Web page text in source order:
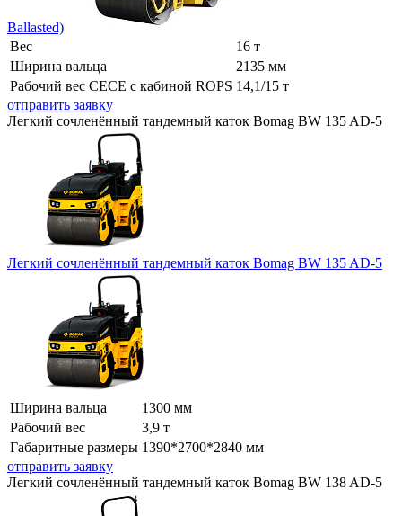
Ballasted)
Вес
16 т
Ширина вальца
2135 мм
Рабочий вес СЕСЕ с кабиной ROPS 14,1/15 т
отправить заявку
Легкий сочленённый тандемный каток Bomag BW 135 AD-5
Легкий сочленённый тандемный каток Bomag BW 135 AD-5
Ширина вальца
1300 мм
Рабочий вес
3,9 т
Габаритные размеры 1390*2700*2840 мм
отправить заявку
Легкий сочленённый тандемный каток Bomag BW 138 AD-5